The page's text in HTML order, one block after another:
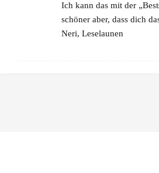
Ich kann das mit der
schöner aber, dass dich
Neri, Leselaunen